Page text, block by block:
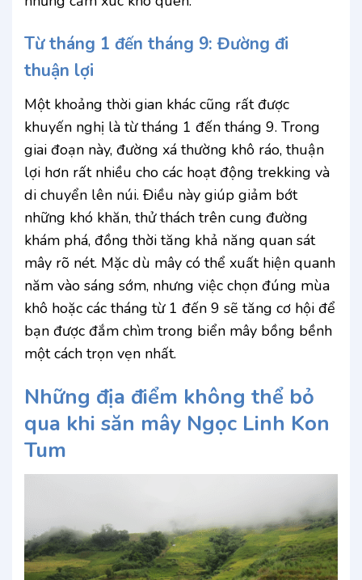
Từ tháng 1 đến tháng 9: Đường đi
thuận lợi
Một khoảng thời gian khác cũng rất được
khuyến nghị là từ tháng 1 đến tháng 9. Trong
giai đoạn này, đường xá thường khô ráo, thuận
lợi hơn rất nhiều cho các hoạt động trekking và
di chuyển lên núi. Điều này giúp giảm bớt
những khó khăn, thử thách trên cung đường
khám phá, đồng thời tăng khả năng quan sát
mây rõ nét. Mặc dù mây có thể xuất hiện quanh
năm vào sáng sớm, nhưng việc chọn đúng mùa
khô hoặc các tháng từ 1 đến 9 sẽ tăng cơ hội để
bạn được đắm chìm trong biển mây bồng bềnh
một cách trọn vẹn nhất.
Những địa điểm không thể bỏ
qua khi săn mây Ngọc Linh Kon
Tum